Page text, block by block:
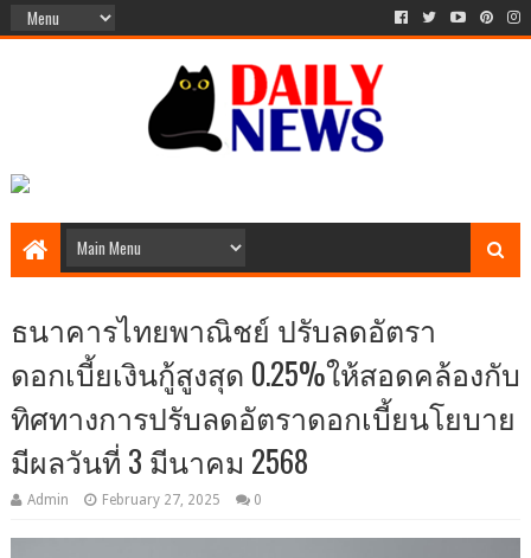
ธนาคารไทยพาณิชย์ ปรับลดอัตรา
ดอกเบี้ยเงินกู้สูงสุด 0.25%ให้สอดคล้องกับ
ทิศทางการปรับลดอัตราดอกเบี้ยนโยบาย
มีผลวันที่ 3 มีนาคม 2568
Admin February 27, 2025 0